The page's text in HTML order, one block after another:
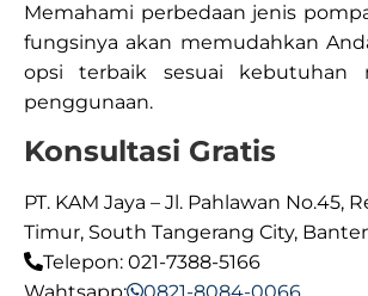
Memahami perbedaan jenis
fungsinya akan memudahkan
opsi terbaik sesuai kebutuhan
penggunaan.
Konsultasi Gratis
PT. KAM Jaya – Jl. Pahlawan No.45,
Timur, South Tangerang City,
Telepon: 021-7388-5166
Wahtsapp:
0821-8084-0066